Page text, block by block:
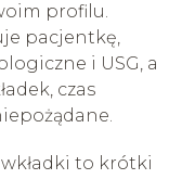
profilu.
pacjentkę,
i USG, a
czas
to krótki